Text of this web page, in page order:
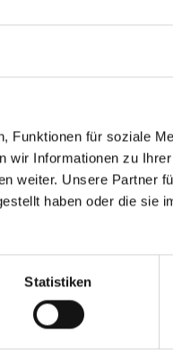
Funktionen für soziale
wir Informationen zu
weiter. Unsere Partner
haben oder die sie
Statistiken
as Category